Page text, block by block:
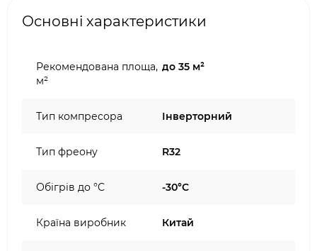
Основні характеристики
Рекомендована площа,
м²
до 35 м²
Тип компресора Інверторний
Тип фреону R32
Обігрів до °C -30°C
Країна виробник Китай